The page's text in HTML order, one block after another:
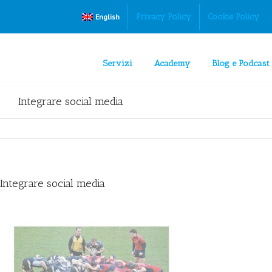
English Privacy Policy Cookie Policy
Servizi Academy Blog e Podcast
Integrare social media
Integrare social media